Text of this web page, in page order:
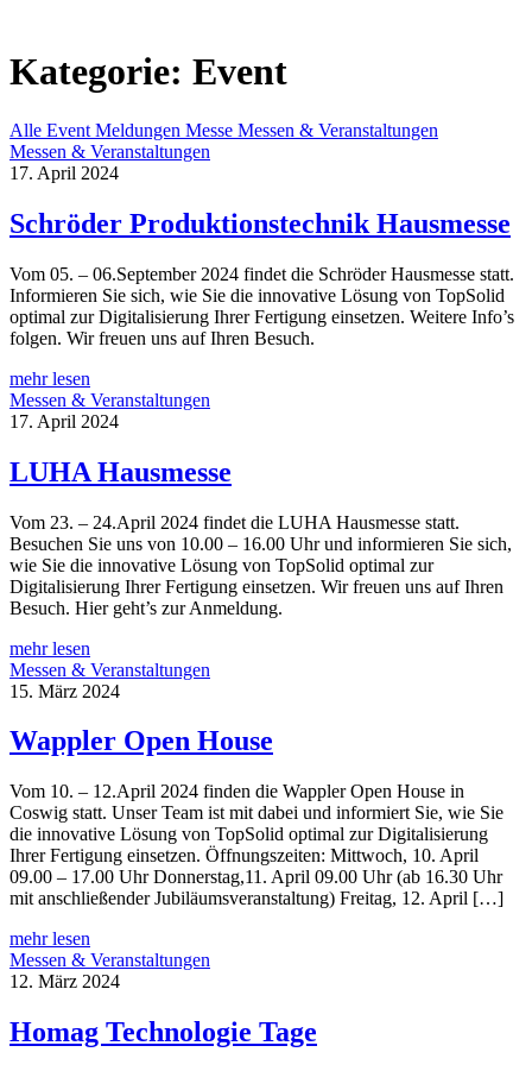
Kategorie: Event
Alle Event Meldungen Messe Messen & Veranstaltungen
Messen & Veranstaltungen
17. April 2024
Schröder Produktionstechnik Hausmesse
Vom 05. – 06.September 2024 findet die Schröder Hausmesse statt.
Informieren Sie sich, wie Sie die innovative Lösung von TopSolid
optimal zur Digitalisierung Ihrer Fertigung einsetzen. Weitere Info’s
folgen. Wir freuen uns auf Ihren Besuch.
mehr lesen
Messen & Veranstaltungen
17. April 2024
LUHA Hausmesse
Vom 23. – 24.April 2024 findet die LUHA Hausmesse statt.
Besuchen Sie uns von 10.00 – 16.00 Uhr und informieren Sie sich,
wie Sie die innovative Lösung von TopSolid optimal zur
Digitalisierung Ihrer Fertigung einsetzen. Wir freuen uns auf Ihren
Besuch. Hier geht’s zur Anmeldung.
mehr lesen
Messen & Veranstaltungen
15. März 2024
Wappler Open House
Vom 10. – 12.April 2024 finden die Wappler Open House in
Coswig statt. Unser Team ist mit dabei und informiert Sie, wie Sie
die innovative Lösung von TopSolid optimal zur Digitalisierung
Ihrer Fertigung einsetzen. Öffnungszeiten: Mittwoch, 10. April
09.00 – 17.00 Uhr Donnerstag,11. April 09.00 Uhr (ab 16.30 Uhr
mit anschließender Jubiläumsveranstaltung) Freitag, 12. April […]
mehr lesen
Messen & Veranstaltungen
12. März 2024
Homag Technologie Tage